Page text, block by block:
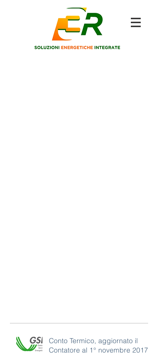
Conto Termico, aggiornato il
Contatore al 1° novembre 2017